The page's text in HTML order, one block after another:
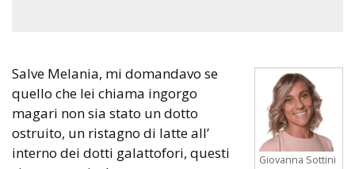
Giovanna Sottini
Salve Melania, mi domandavo se
quello che lei chiama ingorgo
magari non sia stato un dotto
ostruito, un ristagno di latte all’
interno dei dotti galattofori, questi